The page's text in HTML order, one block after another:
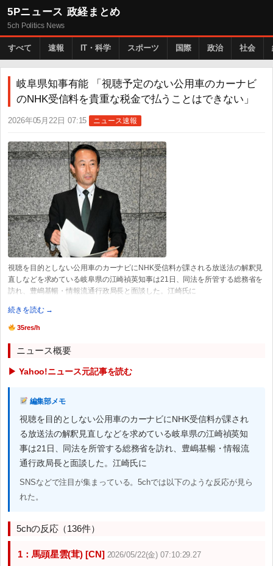
5Pニュース 政経まとめ
5ch Politics News
すべて 速報 IT・科学 スポーツ 国際 政治 社会
岐阜県知事有能 「視聴予定のない公用車のカーナビ
のNHK受信料を貴重な税金で払うことはできない」
2026年05月22日 07:15 ニュース速報
視聴を目的としない公用車のカーナビにNHK受信料が課される放送法の解釈見
直しなどを求めている岐阜県の江崎禎英知事は21日、同法を所管する総務省を
訪れ、豊嶋基暢・情報流通行政局長と面談した。江崎氏に
続きを読む →
35res/h
ニュース概要
▶ Yahoo!ニュース元記事を読む
編集部メモ
視聴を目的としない公用車のカーナビにNHK受信料が課され
る放送法の解釈見直しなどを求めている岐阜県の江崎禎英知
事は21日、同法を所管する総務省を訪れ、豊嶋基暢・情報流
通行政局長と面談した。江崎氏に
SNSなどで注目が集まっている。5chでは以下のような反応が見ら
れた。
5chの反応（136件）
1：馬頭星雲(茸) [CN] 2026/05/22(金) 07:10:29.27